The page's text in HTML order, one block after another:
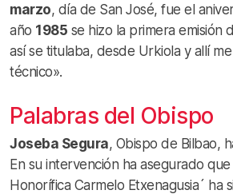
marzo, día de San José, fue el
año 1985 se hizo la primera emisión
así se titulaba, desde Urkiola y allí
técnico».
Palabras del Obispo
Joseba Segura, Obispo de Bilbao,
En su intervención ha asegurado
Honorífica Carmelo Etxenagusia´ ha